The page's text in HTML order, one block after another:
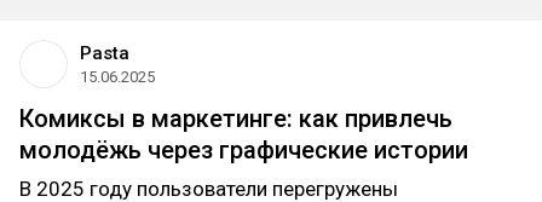
Pasta
15.06.2025
Комиксы в маркетинге: как привлечь
молодёжь через графические истории
В 2025 году пользователи перегружены